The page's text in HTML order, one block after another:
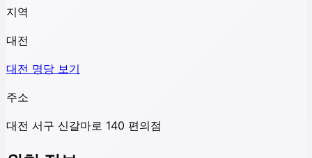
지역
대전
대전 명당 보기
주소
대전 서구 신갈마로 140 편의점